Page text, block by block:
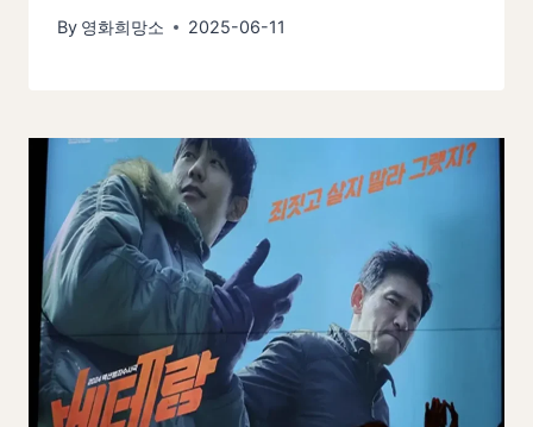
By 영화희망소 2025-06-11